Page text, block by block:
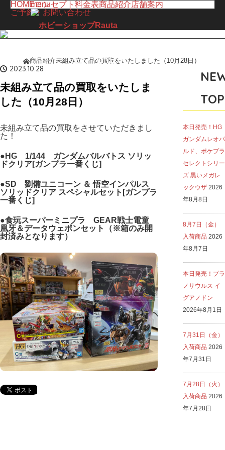
menu
HOMEコンセプト 料金表商品紹介店舗案内
ご予約・お問い合わせ
LINE UP
ホーム
商品紹介未組み立て品の買取をいたしました（10月28日）
2023.10.28
未組み立て品の買取をいたしま
した（10月28日）
未組み立て品の買取をさせていただきまし
た！
●HG 1/144 ガンダムバルバトス ソリッ
ドクリア[ガンプラ一番くじ]
●SD 劉備ユニコーン ＆ 悟空インパルス
ソリッドクリア スペシャルセット[ガンプラ
一番くじ]
●食玩スーパーミニプラ GEAR戦士電童
凰牙＆データウェポンセット（※箱のみ開
封済みとなります）
本日発売！HG
ガンダムレオパ
ルド、ポケプラ
セレクトシリー
ズ 黒いメガレ
ックウザ 2026
年8月8日
8月7日（金）
入荷商品 2026
年8月7日
本日発売！プラ
ノサウルス イ
グアノドン
2026年8月1日
7月31日（金）
入荷商品 2026
年7月31日
7月28日（火）
入荷商品 2026
年7月28日